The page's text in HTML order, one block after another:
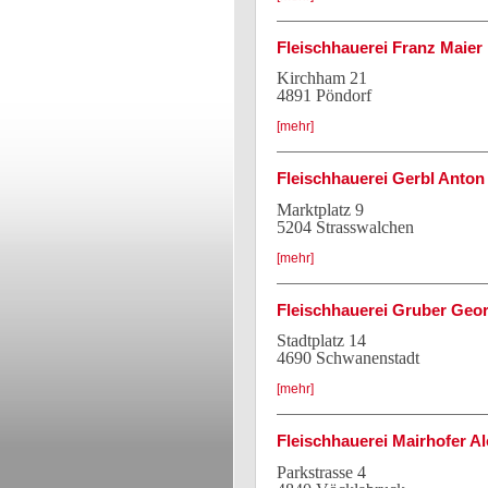
Fleischhauerei Franz Maier
Kirchham 21
4891 Pöndorf
[mehr]
Fleischhauerei Gerbl Anton
Marktplatz 9
5204 Strasswalchen
[mehr]
Fleischhauerei Gruber
Stadtplatz 14
4690 Schwanenstadt
[mehr]
Fleischhauerei Mairhofer
Parkstrasse 4